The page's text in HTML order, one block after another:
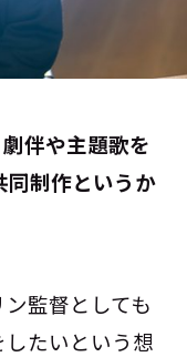
伴や主題歌を
同制作というか
監督としても
たいという想